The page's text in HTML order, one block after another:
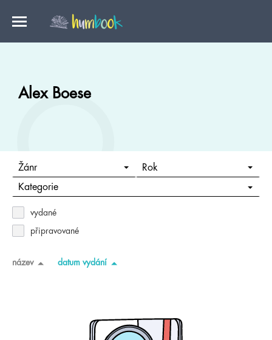
Alex Boese
Žánr Rok
Kategorie
vydané
připravované
název datum vydání